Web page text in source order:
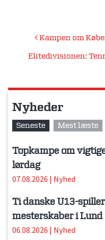
Kampen om
Elitedivisionen:
Nyheder
Seneste Mest læste
Topkampe om
lørdag
07.08.2026 | Nyhed
Ti danske U13-
mesterskaber i Lund
06.08.2026 | Nyhed